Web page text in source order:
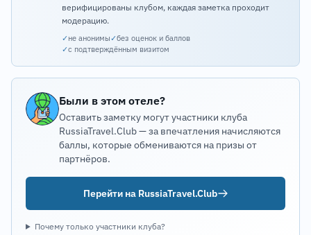
верифицированы клубом, каждая заметка проходит
модерацию.
✓не анонимы✓без оценок и баллов
✓с подтверждённым визитом
Были в этом отеле?
Оставить заметку могут участники клуба
RussiaTravel.Club — за впечатления начисляются
баллы, которые обмениваются на призы от
партнёров.
Перейти на RussiaTravel.Club
Почему только участники клуба?